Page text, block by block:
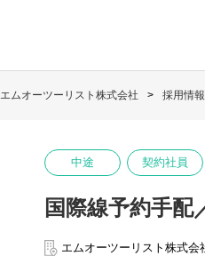
エムオーツーリスト株式会社 採用情報
中途 契約社員
国際線予約手配
エムオーツーリスト株式会